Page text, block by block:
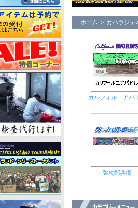
ホーム ＞ カハラジャ
カルフォルニアパ
弥次郎兵衛